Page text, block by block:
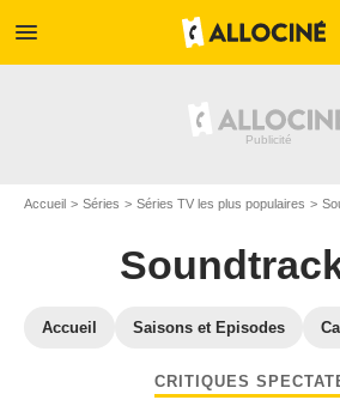
menu
Accueil Séries Séries TV les plus populaires
Accueil Saisons et Episodes
CRITIQUES